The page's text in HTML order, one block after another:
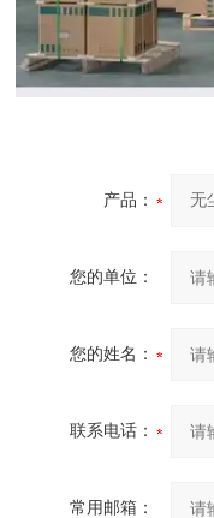
产品：
您的单位：
您的姓名：
联系电话：
常用邮箱：